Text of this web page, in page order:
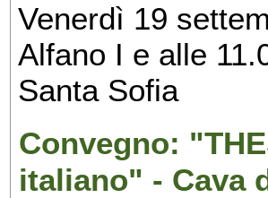
Venerdì 19
Alfano I e alle
Santa Sofia
Convegno:
italiano" - Cava